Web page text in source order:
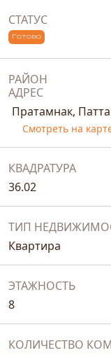
СТАТУС
Готово
РАЙОН
АДРЕС
Пратамнак,
Смотреть на
КВАДРАТУРА
36.02
ТИП
Квартира
ЭТАЖНОСТЬ
8
КОЛИЧЕСТВО